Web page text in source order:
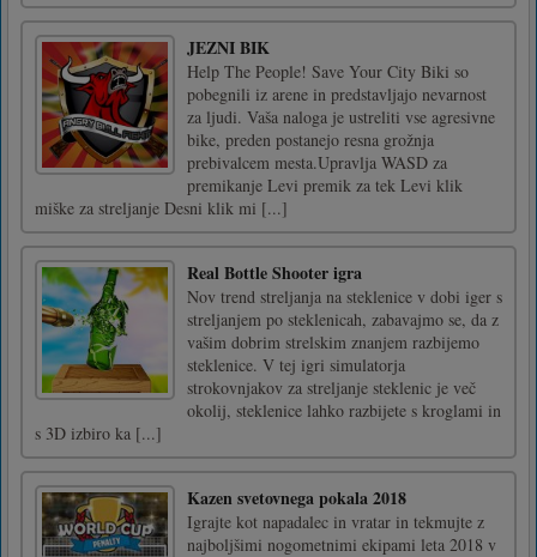
JEZNI BIK
Help The People! Save Your City Biki so
pobegnili iz arene in predstavljajo nevarnost
za ljudi. Vaša naloga je ustreliti vse agresivne
bike, preden postanejo resna grožnja
prebivalcem mesta.Upravlja WASD za
premikanje Levi premik za tek Levi klik
miške za streljanje Desni klik mi [...]
Real Bottle Shooter igra
Nov trend streljanja na steklenice v dobi iger s
streljanjem po steklenicah, zabavajmo se, da z
vašim dobrim strelskim znanjem razbijemo
steklenice. V tej igri simulatorja
strokovnjakov za streljanje steklenic je več
okolij, steklenice lahko razbijete s kroglami in
s 3D izbiro ka [...]
Kazen svetovnega pokala 2018
Igrajte kot napadalec in vratar in tekmujte z
najboljšimi nogometnimi ekipami leta 2018 v